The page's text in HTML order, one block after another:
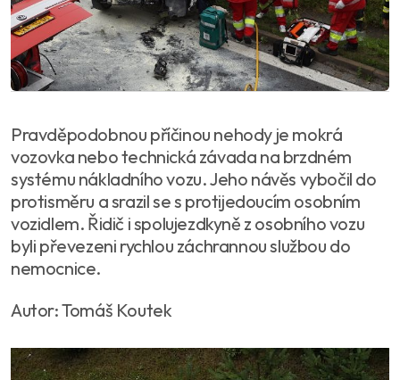
Pravděpodobnou příčinou nehody je mokrá
vozovka nebo technická závada na brzdném
systému nákladního vozu. Jeho návěs vybočil do
protisměru a srazil se s protijedoucím osobním
vozidlem. Řidič i spolujezdkyně z osobního vozu
byli převezeni rychlou záchrannou službou do
nemocnice.
Autor: Tomáš Koutek